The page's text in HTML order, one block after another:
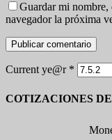
Guardar mi nombre,
navegador la próxima
Current ye@r *
COTIZACIONES